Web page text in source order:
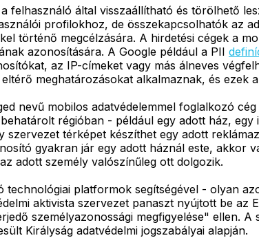
felhasználó által visszaállítható és törölhető
profilokhoz, de összekapcsolhatók az
történő megcélzására. A hirdetési cégek a
azonosítására. A Google például a PII
az IP-címeket vagy más álneves
meghatározásokat alkalmaznak, és ezek
nevű mobilos adatvédelemmel foglalkozó
régióban - például egy adott ház,
térképet készíthet egy adott
gyakran jár egy adott háznál este, akkor
adott személy valószínűleg ott dolgozik.
platformok segítségével - olyan
aktivista szervezet panaszt nyújtott be az
személyazonossági megfigyelése" ellen.
Királyság adatvédelmi jogszabályai alapján.